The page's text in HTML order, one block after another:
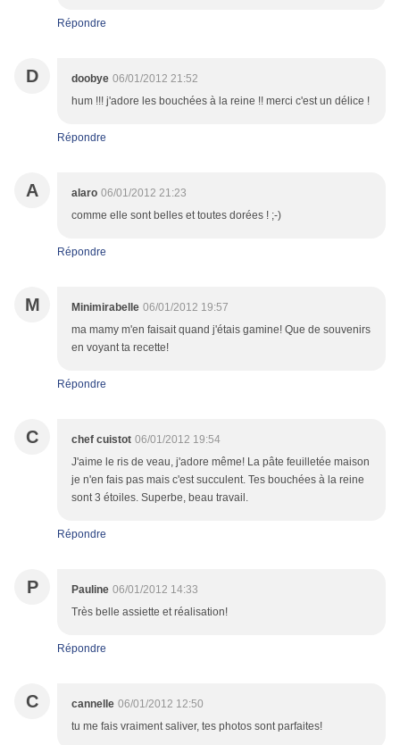
Répondre
D doobye 06/01/2012 21:52
hum !!! j'adore les bouchées à la reine !! merci c'est un délice !
Répondre
A alaro 06/01/2012 21:23
comme elle sont belles et toutes dorées ! ;-)
Répondre
M Minimirabelle 06/01/2012 19:57
ma mamy m'en faisait quand j'étais gamine! Que de souvenirs
en voyant ta recette!
Répondre
C chef cuistot 06/01/2012 19:54
J'aime le ris de veau, j'adore même! La pâte feuilletée maison
je n'en fais pas mais c'est succulent. Tes bouchées à la reine
sont 3 étoiles. Superbe, beau travail.
Répondre
P Pauline 06/01/2012 14:33
Très belle assiette et réalisation!
Répondre
C cannelle 06/01/2012 12:50
tu me fais vraiment saliver, tes photos sont parfaites!